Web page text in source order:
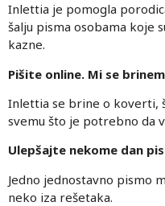
Inlettia je pomogla
šalju pisma osobama koje
kazne.
Pišite online. Mi se
Inlettia se brine o koverti,
svemu što je potrebno da
Ulepšajte nekome dan
Jedno jednostavno pismo
neko iza rešetaka.